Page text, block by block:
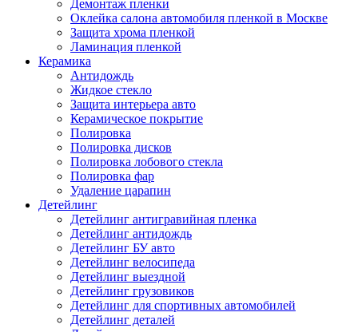
Демонтаж пленки
Оклейка салона автомобиля пленкой в Москве
Защита хрома пленкой
Ламинация пленкой
Керамика
Антидождь
Жидкое стекло
Защита интерьера авто
Керамическое покрытие
Полировка
Полировка дисков
Полировка лобового стекла
Полировка фар
Удаление царапин
Детейлинг
Детейлинг антигравийная пленка
Детейлинг антидождь
Детейлинг БУ авто
Детейлинг велосипеда
Детейлинг выездной
Детейлинг грузовиков
Детейлинг для спортивных автомобилей
Детейлинг деталей